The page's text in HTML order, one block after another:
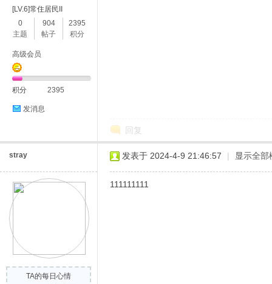
[LV.6]常住居民II
0
主题
904
帖子
2395
积分
高级会员
积分 2395
发消息
回复
stray
TA的每日心情
发表于 2024-4-9 21:46:57 | 显示全部
111111111